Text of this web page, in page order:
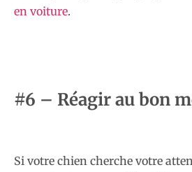
en voiture.
#6 – Réagir au bon
Si votre chien cherche votre